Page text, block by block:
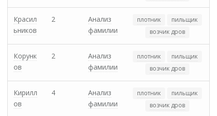
Красил
ьников
2
Анализ
фамилии
плотник
пильщик
возчик дров
Корунк
ов
2
Анализ
фамилии
плотник
пильщик
возчик дров
Кирилл
ов
4
Анализ
фамилии
плотник
пильщик
возчик дров